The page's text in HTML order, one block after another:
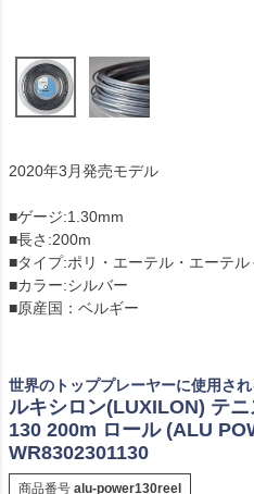
2020年3月発売モデル
■ゲージ:1.30mm
■長さ:200m
■タイプ:ポリ・エーテル・エーテル
■カラー:シルバー
■原産国：ベルギー
世界のトッププレーヤーに使用さ
ルキシロン(LUXILON) テ
130 200m ロール (ALU
WR8302301130
商品番号 alu-power130reel